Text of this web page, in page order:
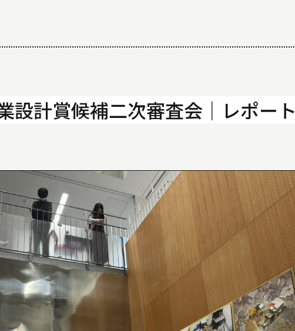
日大理工学部建築学科のすべて
WEB MAGAZINE
WEBマガジン「SHUNKEN WEB」
BACK NUMBER 「駿建（1996 - 2021）」
設計賞候補二次審査会｜レポート